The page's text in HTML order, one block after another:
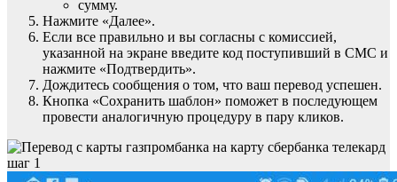
сумму.
Нажмите «Далее».
Если все правильно и вы согласны с комиссией,
указанной на экране введите код поступивший в СМС и
нажмите «Подтвердить».
Дождитесь сообщения о том, что ваш перевод успешен.
Кнопка «Сохранить шаблон» поможет в последующем
провести аналогичную процедуру в пару кликов.